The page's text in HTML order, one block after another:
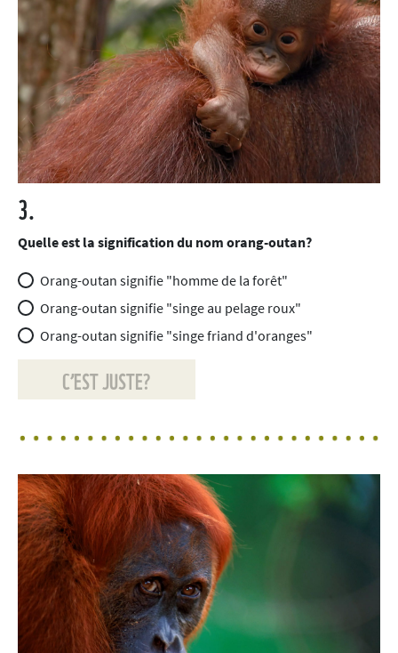
3.
Quelle est la signification du nom orang-outan?
Orang-outan signifie "homme de la forêt"
Orang-outan signifie "singe au pelage roux"
Orang-outan signifie "singe friand d'oranges"
C’EST JUSTE?